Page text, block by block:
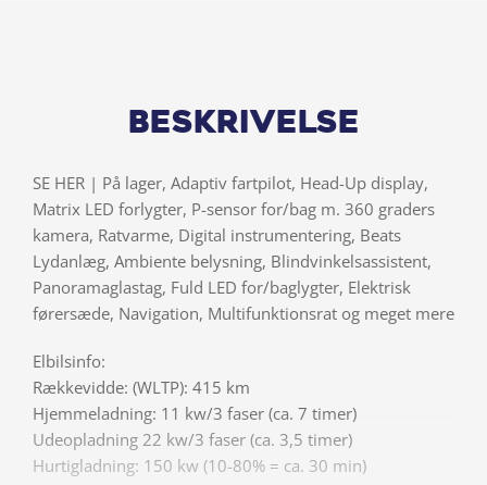
Beskrivelse
SE HER | På lager, Adaptiv fartpilot, Head-Up display,
Matrix LED forlygter, P-sensor for/bag m. 360 graders
kamera, Ratvarme, Digital instrumentering, Beats
Lydanlæg, Ambiente belysning, Blindvinkelsassistent,
Panoramaglastag, Fuld LED for/baglygter, Elektrisk
førersæde, Navigation, Multifunktionsrat og meget mere
Elbilsinfo:
Rækkevidde: (WLTP): 415 km
Hjemmeladning: 11 kw/3 faser (ca. 7 timer)
Udeopladning 22 kw/3 faser (ca. 3,5 timer)
Hurtigladning: 150 kw (10-80% = ca. 30 min)